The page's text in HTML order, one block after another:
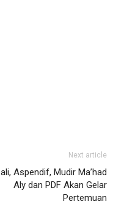
Next article
Aspendif, Mudir Ma’had
Aly dan PDF Akan Gelar
Pertemuan